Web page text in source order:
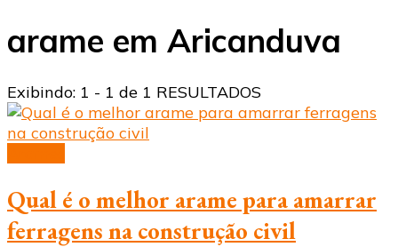
arame em Aricanduva
Exibindo: 1 - 1 de 1 RESULTADOS
Qual é o melhor arame para amarrar
ferragens na construção civil